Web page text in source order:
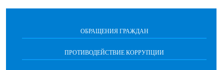
ОБРАЩЕНИЯ ГРАЖДАН
ПРОТИВОДЕЙСТВИЕ КОРРУПЦИИ